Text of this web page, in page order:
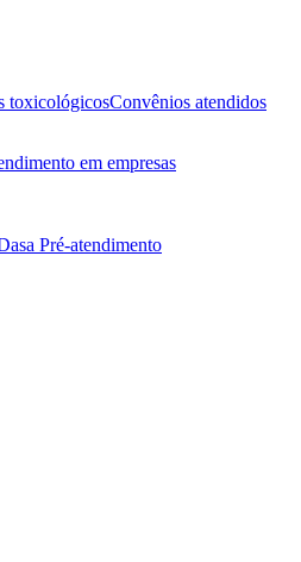
toxicológicosConvênios atendidos
em empresas
Pré-atendimento